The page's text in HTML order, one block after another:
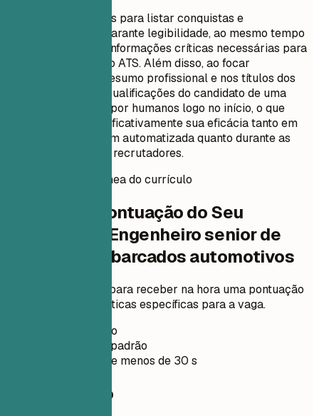
O uso de marcadores para listar conquistas e
responsabilidades garante legibilidade, ao mesmo tempo
em que mantém as informações críticas necessárias para
o reconhecimento do ATS. Além disso, ao focar
principalmente no resumo profissional e nos títulos dos
cargos, enfatiza as qualificações do candidato de uma
perspectiva legível por humanos logo no início, o que
pode aumentar significativamente sua eficácia tanto em
processos de triagem automatizada quanto durante as
revisões iniciais dos recrutadores.
Pontuação instantânea do currículo
Verifique a Pontuação do Seu
Currículo de Engenheiro senior de
sistemas embarcados automotivos
Envie seu currículo para receber na hora uma pontuação
ATS e melhorias práticas específicas para a vaga.
Sem cadastro
Privado por padrão
Normalmente menos de 30 s
Seu currículo